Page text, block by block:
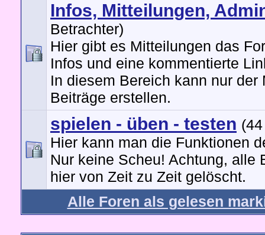
Infos, Mitteilungen,
Betrachter)
Hier gibt es Mitteilungen das
Infos und eine kommentierte
In diesem Bereich kann nur der
Beiträge erstellen.
spielen - üben - testen
Hier kann man die Funktionen
Nur keine Scheu! Achtung, alle
hier von Zeit zu Zeit gelöscht.
Alle Foren als gelesen